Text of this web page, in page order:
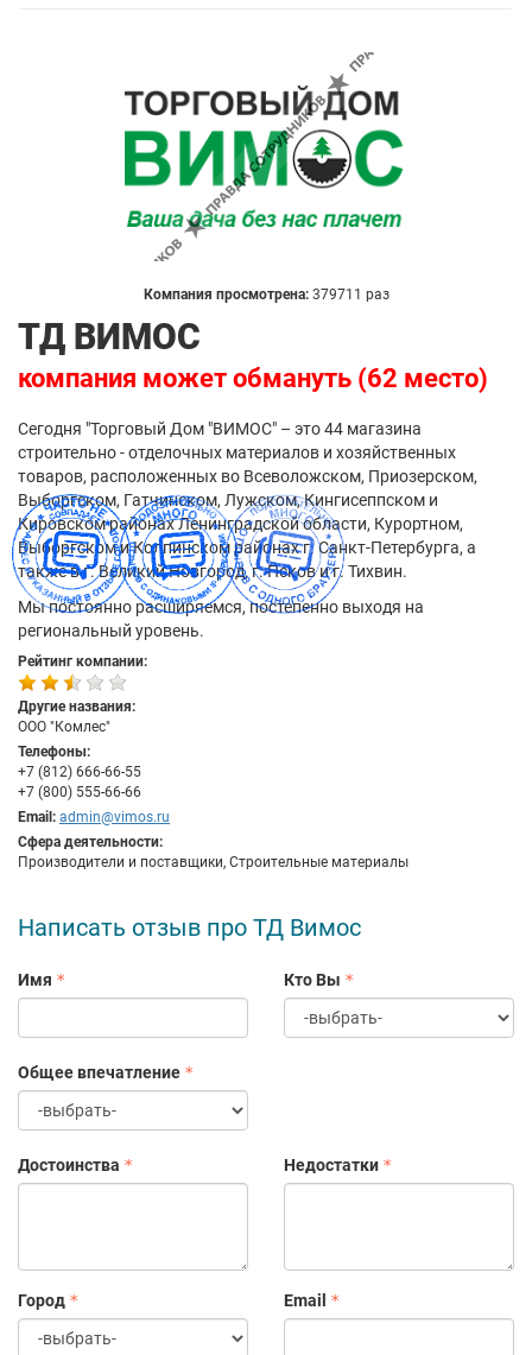
Компания просмотрена: 379711 раз
ТД ВИМОС
компания может обмануть (62 место)
Сегодня "Торговый Дом "ВИМОС" – это 44 магазина
строительно - отделочных материалов и хозяйственных
товаров, расположенных во Всеволожском, Приозерском,
Выборгском, Гатчинском, Лужском, Кингисеппском и
Кировском районах Ленинградской области, Курортном,
Выборгском и Колпинском районах г. Санкт-Петербурга, а
также в г. Великий Новгород, г. Псков и г. Тихвин.
Мы постоянно расширяемся, постепенно выходя на
региональный уровень.
Рейтинг компании:
Другие названия:
ООО "Комлес"
Телефоны:
+7 (812) 666-66-55
+7 (800) 555-66-66
Email: admin@vimos.ru
Сфера деятельности:
Производители и поставщики, Строительные материалы
Написать отзыв про ТД Вимос
Имя Кто Вы
Общее впечатление
Достоинства Недостатки
Город Email